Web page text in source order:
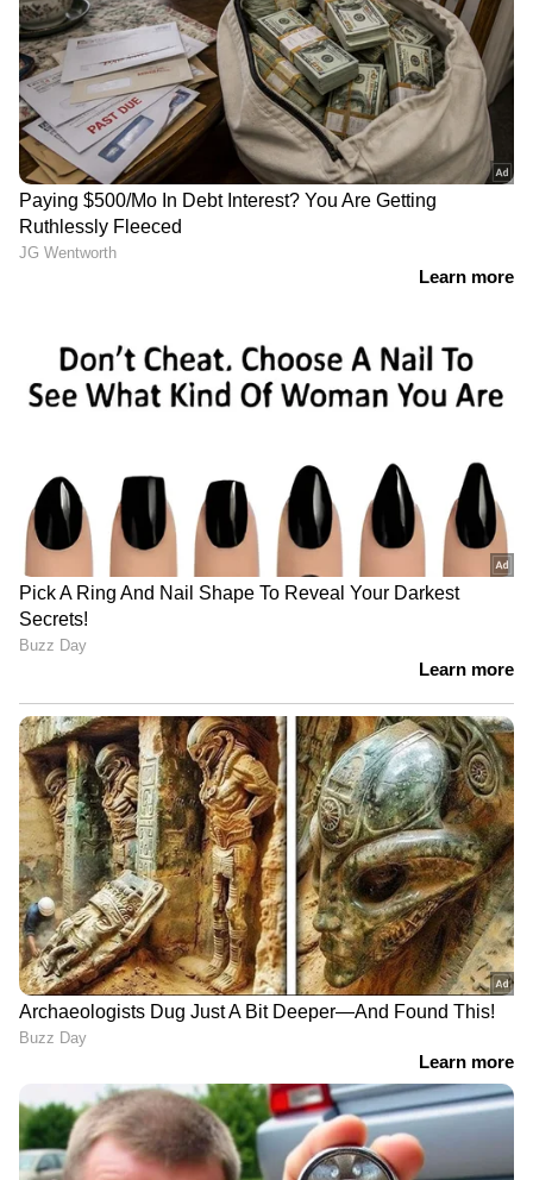
ഐ‌എം‌എഫിന്റെ പ്രവചനമനുസരിച്ച്, ഈ
വർഷം വാർഷികാടിസ്ഥാനത്തിൽ ഇന്ത്യ
കൂടുതൽ മുന്നേറ്റം നടത്തും. ഈ വർഷം
ഇന്ത്യൻ രൂപയ്‌ക്കെതിരെ പൗണ്ടിന്റെ മൂല്യം 8
ശതമാനം ഇടിഞ്ഞു എന്ന ബ്ലൂംബെർഗ് റിപ്പോർട്ട്
ചെയ്തു.
കഴിഞ്ഞ വർഷം രേഖപ്പെടുത്തിയ 20.1 ശതമാനം
വളർച്ചയുമായി താരതമ്യപ്പെടുത്തുമ്പോൾ 2022
ജൂൺ പാദത്തിൽ ഇന്ത്യയുടെ മൊത്ത ആഭ്യന്തര
ഉയർന്നുവെന്ന് സർക്കാർ കണക്കുകൾ
വ്യക്തമാക്കുന്നു.